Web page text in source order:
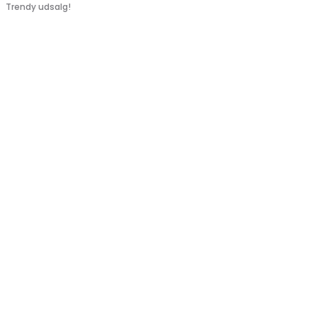
Trendy udsalg!